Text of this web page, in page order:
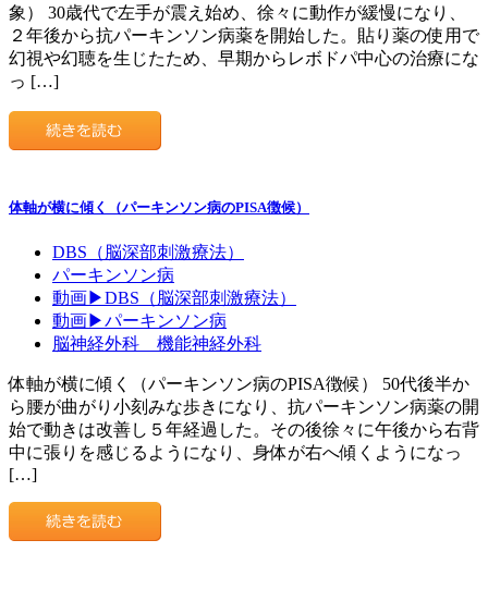
象） 30歳代で左手が震え始め、徐々に動作が緩慢になり、
２年後から抗パーキンソン病薬を開始した。貼り薬の使用で
幻視や幻聴を生じたため、早期からレボドパ中心の治療にな
っ […]
体軸が横に傾く（パーキンソン病のPISA徴候）
DBS（脳深部刺激療法）
パーキンソン病
動画▶DBS（脳深部刺激療法）
動画▶パーキンソン病
脳神経外科 機能神経外科
体軸が横に傾く（パーキンソン病のPISA徴候） 50代後半か
ら腰が曲がり小刻みな歩きになり、抗パーキンソン病薬の開
始で動きは改善し５年経過した。その後徐々に午後から右背
中に張りを感じるようになり、身体が右へ傾くようになっ
[…]